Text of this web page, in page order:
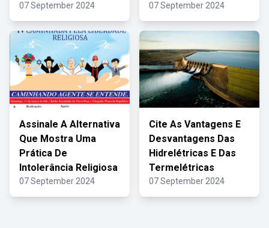
07 September 2024 07 September 2024
Assinale A Alternativa
Que Mostra Uma
Prática De
Intolerância Religiosa
07 September 2024
Cite As Vantagens E
Desvantagens Das
Hidrelétricas E Das
Termelétricas
07 September 2024